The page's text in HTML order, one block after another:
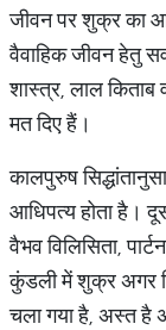
जीवन पर शुक्र का
वैवाहिक जीवन हेतु
शास्त्र, लाल
मत दिए हैं।
कालपुरुष
आधिपत्य होता है।
वैभव विलिसिता,
कुंडली में शुक्र अगर
चला गया है, अस्त है